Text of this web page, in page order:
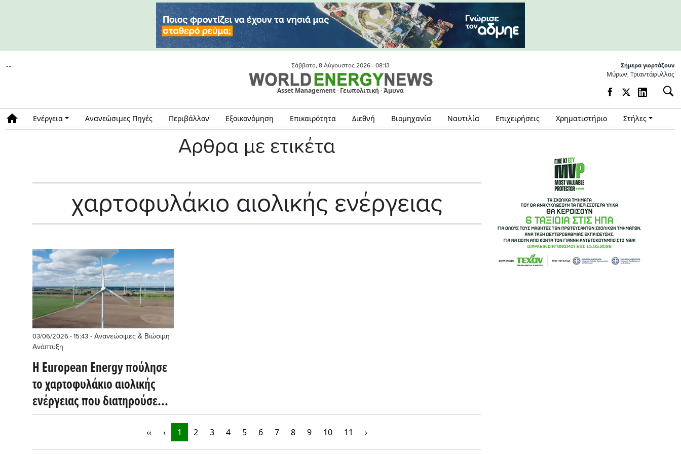
-- Σάββατο, 8 Αύγουστος 2026 - 08:13
Asset Management · Γεωπολιτική · Άμυνα
Σήμερα γιορτάζουν
Μύρων, Τριαντάφυλλος
Ενέργεια Ανανεώσιμες Πηγές Περιβάλλον Εξοικονόμηση Επικαιρότητα Διεθνή Βιομηχανία Ναυτιλία Επιχειρήσεις Χρηματιστήριο Στήλες
Αρθρα με ετικέτα
χαρτοφυλάκιο αιολικής ενέργειας
03/06/2026 - 15:43 - Ανανεώσιμες & Βιώσιμη
Ανάπτυξη
Η European Energy πούλησε
το χαρτοφυλάκιο αιολικής
ενέργειας που διατηρούσε
στην Ολλανδία
‹‹ ‹ 1 2 3 4 5 6 7 8 9 10 11 ›